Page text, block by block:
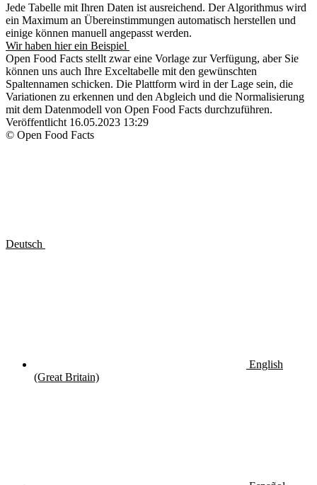
Jede Tabelle mit Ihren Daten ist ausreichend. Der Algorithmus wird
ein Maximum an Übereinstimmungen automatisch herstellen und
einige können manuell angepasst werden.
Wir haben hier ein Beispiel
Open Food Facts stellt zwar eine Vorlage zur Verfügung, aber Sie
können uns auch Ihre Exceltabelle mit den gewünschten
Spaltennamen schicken. Die Plattform wird in der Lage sein, die
Variationen zu erkennen und den Abgleich und die Normalisierung
mit dem Datenmodell von Open Food Facts durchzuführen.
Veröffentlicht 16.05.2023 13:29
© Open Food Facts
Deutsch
English
(Great Britain)